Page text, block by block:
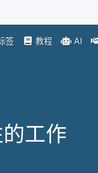
签 教程 AI
工作